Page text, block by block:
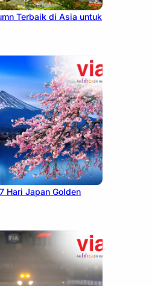
Terbaik di Asia untuk
Hari Japan Golden